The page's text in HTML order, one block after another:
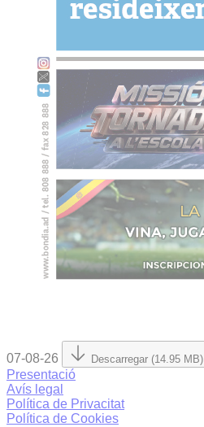
07-08-26 Descarregar (14.95 MB)
Presentació
Avís legal
Política de Privacitat
Política de Cookies